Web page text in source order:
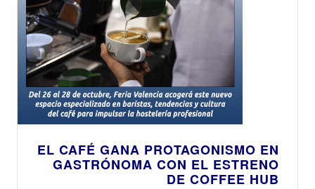
EL CAFÉ GANA PROTAGONISMO EN
GASTRÓNOMA CON EL ESTRENO
DE COFFEE HUB